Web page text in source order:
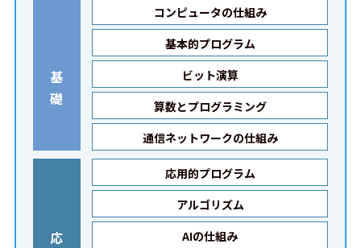
基
礎
コンピュータの仕組み
基本的プログラム
ビット演算
算数とプログラミング
通信ネットワークの仕組み
応
応用的プログラム
アルゴリズム
AIの仕組み